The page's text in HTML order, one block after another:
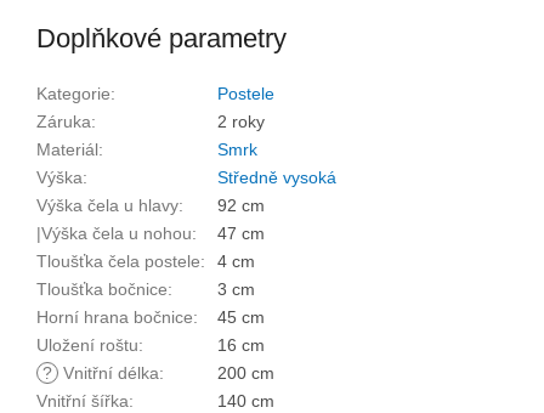
Doplňkové parametry
Kategorie:
Postele
Záruka:
2 roky
Materiál:
Smrk
Výška:
Středně vysoká
Výška čela u hlavy:
92 cm
|Výška čela u nohou:
47 cm
Tloušťka čela postele:
4 cm
Tloušťka bočnice:
3 cm
Horní hrana bočnice:
45 cm
Uložení roštu:
16 cm
? Vnitřní délka:
200 cm
Vnitřní šířka:
140 cm